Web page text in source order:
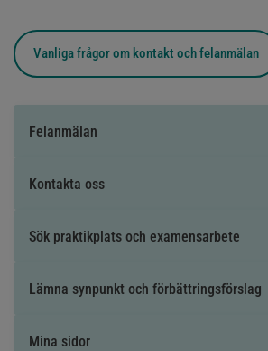
Vanliga frågor om kontakt och felanmälan
Felanmälan
Kontakta oss
Sök praktikplats och examensarbete
Lämna synpunkt och förbättringsförslag
Mina sidor